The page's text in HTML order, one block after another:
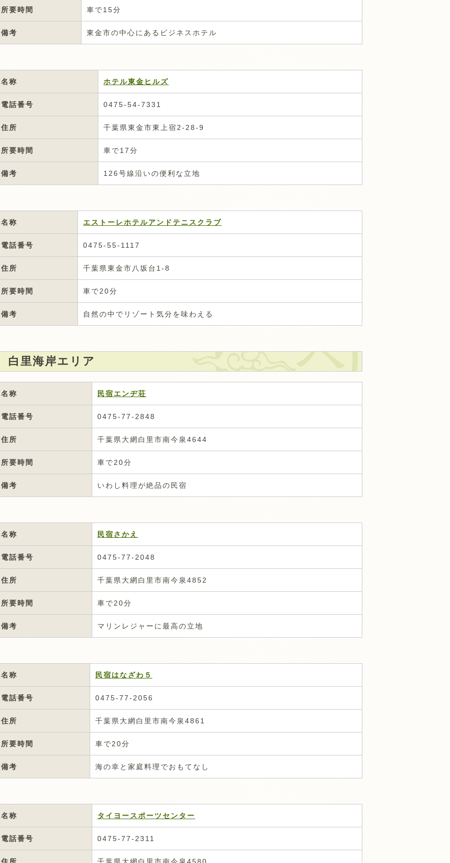
所要時間 車で15分
備考 東金市の中心にあるビジネスホテル
名称 ホテル東金ヒルズ
電話番号 0475-54-7331
住所 千葉県東金市東上宿2-28-9
所要時間 車で17分
備考 126号線沿いの便利な立地
名称 エストーレホテルアンドテニスクラブ
電話番号 0475-55-1117
住所 千葉県東金市八坂台1-8
所要時間 車で20分
備考 自然の中でリゾート気分を味わえる
白里海岸エリア
名称 民宿エンヂ荘
電話番号 0475-77-2848
住所 千葉県大網白里市南今泉4644
所要時間 車で20分
備考 いわし料理が絶品の民宿
名称 民宿さかえ
電話番号 0475-77-2048
住所 千葉県大網白里市南今泉4852
所要時間 車で20分
備考 マリンレジャーに最高の立地
名称 民宿はなざわ５
電話番号 0475-77-2056
住所 千葉県大網白里市南今泉4861
所要時間 車で20分
備考 海の幸と家庭料理でおもてなし
名称 タイヨースポーツセンター
電話番号 0475-77-2311